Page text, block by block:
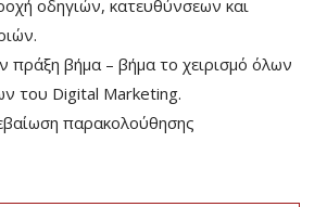
οδηγιών, κατευθύνσεων και
πράξη βήμα – βήμα το χειρισμό όλων
του Digital Marketing.
παρακολούθησης